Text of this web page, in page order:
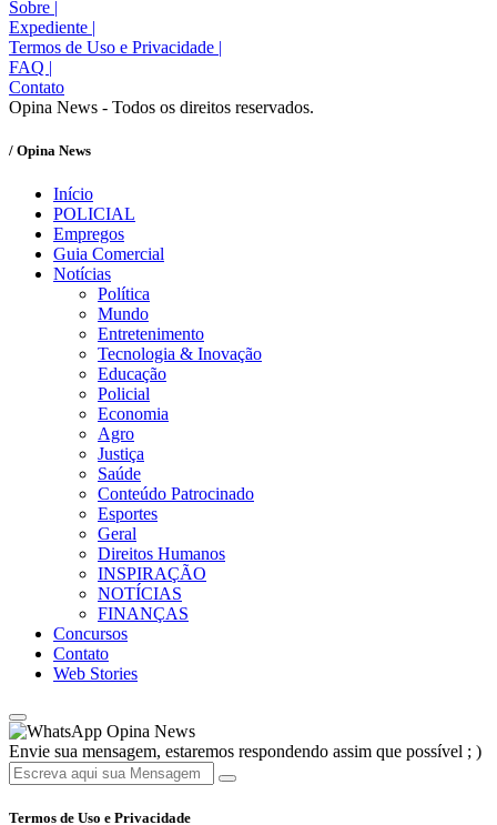
Sobre |
Expediente |
Termos de Uso e Privacidade |
FAQ |
Contato
Opina News - Todos os direitos reservados.
/ Opina News
Início
POLICIAL
Empregos
Guia Comercial
Notícias
Política
Mundo
Entretenimento
Tecnologia & Inovação
Educação
Policial
Economia
Agro
Justiça
Saúde
Conteúdo Patrocinado
Esportes
Geral
Direitos Humanos
INSPIRAÇÃO
NOTÍCIAS
FINANÇAS
Concursos
Contato
Web Stories
Opina News
Envie sua mensagem, estaremos respondendo assim que possível ; )
Termos de Uso e Privacidade